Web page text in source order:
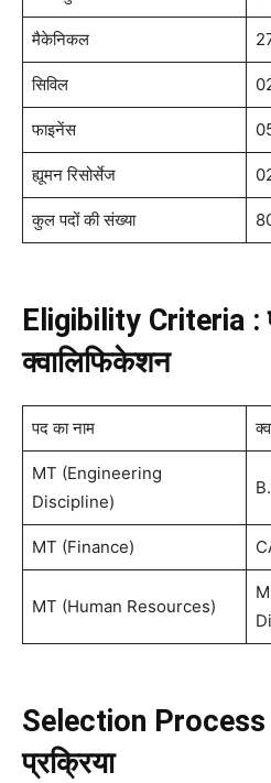
मैकेनिकल
सिविल
फाइनेंस
ह्यूमन रिसोर्सेज
कुल पदों की संख्या
Eligibility Criteria
क्वालिफिकेशन
पद का नाम
MT (Engineering
Discipline)
MT (Finance)
MT (Human Resources)
Selection
प्रक्रिया